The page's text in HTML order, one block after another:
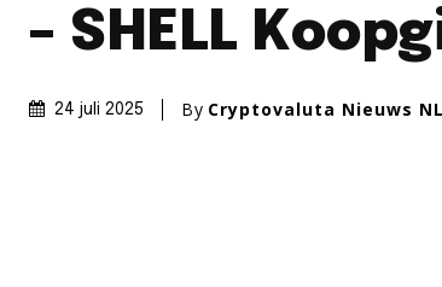
– SHELL
24 juli 2025 By Cryptovaluta Nieuws NL